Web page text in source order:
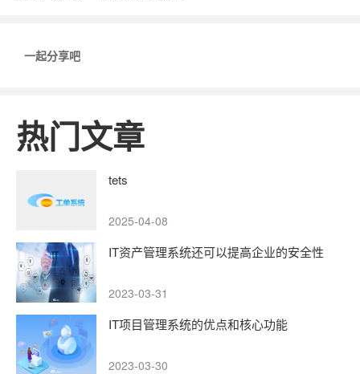
一起分享吧
热门文章
tets
2025-04-08
IT资产管理系统还可以提高企业的安全性
2023-03-31
IT项目管理系统的优点和核心功能
2023-03-30